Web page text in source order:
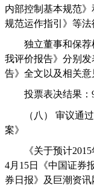
内部控制基本规范
规范运作指引》等法
独立董事和保荐
我评价报告》分别发
告》全文以及相关意
投票表决结果：
（八） 审议通
案》
《关于预计2015
4月 15日《中国证券
券日报》及巨潮资讯